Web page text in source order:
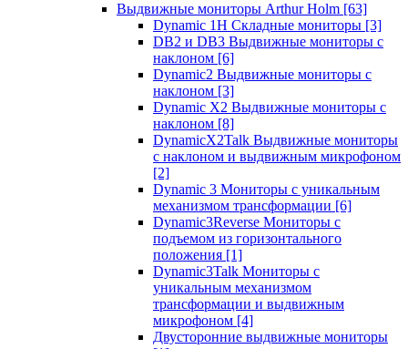
Выдвижные мониторы Arthur Holm [63]
Dynamic 1Н Складные мониторы [3]
DB2 и DB3 Выдвижные мониторы с
наклоном [6]
Dynamic2 Выдвижные мониторы с
наклоном [3]
Dynamic X2 Выдвижные мониторы с
наклоном [8]
DynamicX2Talk Выдвижные мониторы
с наклоном и выдвижным микрофоном
[2]
Dynamic 3 Мониторы с уникальным
механизмом трансформации [6]
Dynamic3Reverse Мониторы с
подъемом из горизонтального
положения [1]
Dynamic3Talk Мониторы с
уникальным механизмом
трансформации и выдвижным
микрофоном [4]
Двусторонние выдвижные мониторы